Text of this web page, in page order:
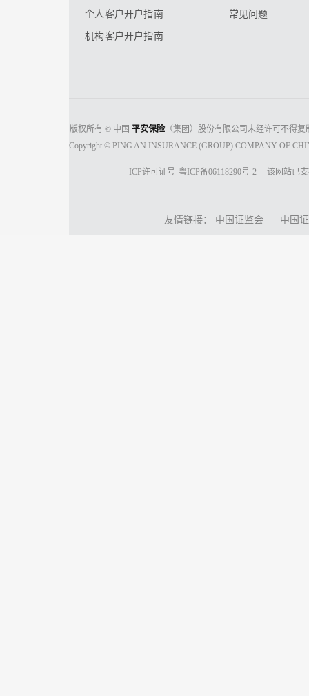
个人客户开户指南
机构客户开户指南
常见问题
版权所有 © 中国 平安保险 （集团）股份有限公司未经许可不得
Copyright © PING AN INSURANCE (GROUP) COMPANY OF
ICP许可证号 粤ICP备06118290号-2 该网站已
友情链接： 中国证监会 中国